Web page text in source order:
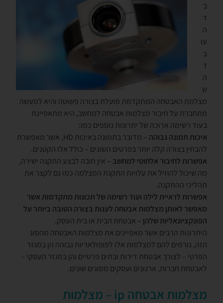
ב
ד
ה
עו
ב
ד
ה
ש
מצלמת האבטחה המתקדמת פועלת בצורה פשוטה והיא למעשה
מתחברת על חיבור מצלמות אבטחה למחשב, היא מתאפיינת
בעוד רשימה ארוכה של יתרונות נוספים כמו:
איכות תמונה גבוהה –
מדובר בתמונה באיכות HD, אשר מאפשרת
להבחין בצורה קלה יותר בפרטים השונים – כולל אלו הקטנים.
אפשרות לחיבור אלחוטי למחשב – אין חובה לבצע התקנה ישירה,
מה שיכול להוזיל את עלויות התקנת המצלמה כמו גם לקצר את
תהליכי ההתקנה.
אפשרות לראיית לילה ועוד רשימה של תכונות מתקדמות אשר
מאפשר לאותן מצלמות אבטחה לענות בצורה הטובה ביותר על
הפונקציונאליות שלהן – אבטחת הבית או בית העסק.
היתרונות הרבים אשר מאפיינים את מצלמות האבטחה מהסוג
הזה, גורמים להם למצלמות אלו לפופולאריות גבוהה הן במגזר
הפרטי – לצורך אבטחת דירות ובתים פרטיים והן במגזר העסקי –
לאבטחת חברות, ארגונים ועסקים מסוגים שונים.
מצלמות אבטחה ip – מצלמות